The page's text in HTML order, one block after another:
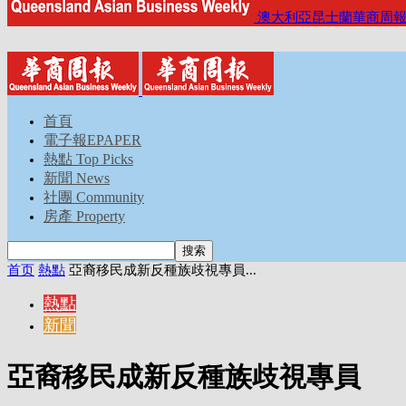
澳大利亞昆士蘭華商周報
首頁
電子報EPAPER
熱點 Top Picks
新聞 News
社團 Community
房產 Property
首页 熱點 亞裔移民成新反種族歧視專員...
熱點
新聞
亞裔移民成新反種族歧視專員